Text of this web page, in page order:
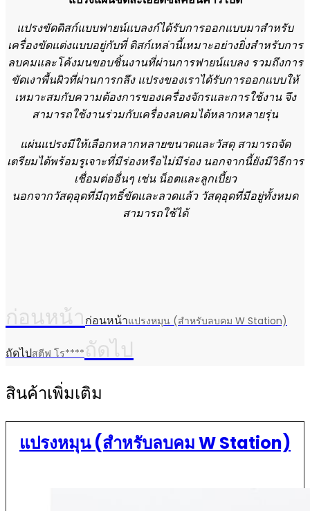
แปรงขัดดิสก์แบบฟายน์แบลงก์ได้รับการออกแบบมาสำหรับ
เครื่องขัดแต่งแบบอยู่กับที่ ดิสก์เหล่านี้เหมาะอย่างยิ่งสำหรับการ
ลบคมและโค้งมนขอบชิ้นงานที่ผ่านการฟายน์แบลง รวมถึงการ
ขัดเงาพื้นผิวที่ผ่านการกลึง แปรงของเราได้รับการออกแบบให้
เหมาะสมกับความต้องการของเครื่องจักรและการใช้งาน จึง
สามารถใช้งานร่วมกับเครื่องลบคมได้หลากหลายรุ่น
แผ่นแปรงมีให้เลือกหลากหลายขนาดและวัสดุ สามารถจัด
เตรียมได้พร้อมรูเจาะที่มีร่องหรือไม่มีร่อง นอกจากนี้ยังมีวิธีการ
เชื่อมต่ออื่นๆ เช่น น็อตและลูกเบี้ยว
นอกจากวัสดุอุดที่มีฤทธิ์ขัดและลวดแล้ว วัสดุอุดที่มีอยู่ทั้งหมด
สามารถใช้ได้
ก่อนหน้าก่อนหน้าแปรงหมุน (สำหรับลบคม W Station)
ถัดไปสตีฟ โร**** ถัดไป
สินค้าเพิ่มเติม
แปรงหมุน (สำหรับลบคม W Station)